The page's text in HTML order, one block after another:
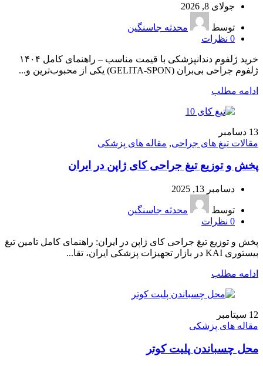
جولای 8, 2026
توسط
محدثه جاسنگین
0 نظرات
خرید ژلفوم دندانپزشکی با قیمت مناسب – راهنمای کامل ۱۴۰۴
ژلفوم جراحی بی‌بران (GELITA-SPON) یکی از محبوب‌ترین و...
ادامه مطلب
13 دسامبر
مقالات تیغ های جراحی, مقاله های پزشکی
پخش و توزیع تیغ جراحی کای ژاپن در ایران
دسامبر 13, 2025
توسط
محدثه جاسنگین
0 نظرات
پخش و توزیع تیغ جراحی کای ژاپن در ایران: راهنمای کامل تامین تیغ
بیستوری KAI در بازار تجهیزات پزشکی ایران، تقا...
ادامه مطلب
12 سپتامبر
مقاله های پزشکی
محل چسباندن پلیت کوتر